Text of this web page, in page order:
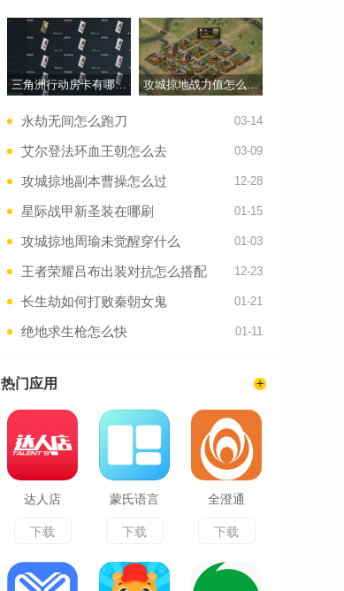
三角洲行动房卡有哪几种 攻城掠地战力值怎么提升
永劫无间怎么跑刀 03-14
艾尔登法环血王朝怎么去 03-09
攻城掠地副本曹操怎么过 12-28
星际战甲新圣装在哪刷 01-15
攻城掠地周瑜未觉醒穿什么 01-03
王者荣耀吕布出装对抗怎么搭配 12-23
长生劫如何打败秦朝女鬼 01-21
绝地求生枪怎么快 01-11
热门应用
达人店
下载
蒙氏语言
下载
全澄通
下载